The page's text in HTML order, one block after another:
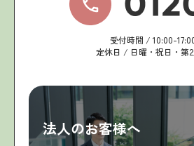
受付時間 / 10:00-
定休日 / 日曜・祝日・第
法人のお客様へ